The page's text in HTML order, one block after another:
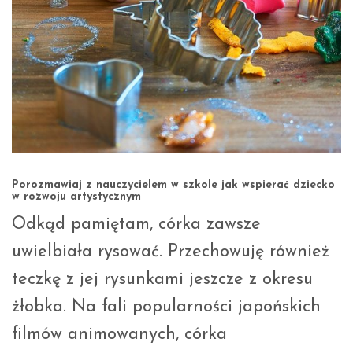
Porozmawiaj z nauczycielem w szkole jak wspierać dziecko
w rozwoju artystycznym
Odkąd pamiętam, córka zawsze
uwielbiała rysować. Przechowuję również
teczkę z jej rysunkami jeszcze z okresu
żłobka. Na fali popularności japońskich
filmów animowanych, córka